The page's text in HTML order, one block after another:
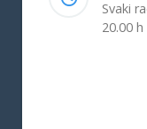
Svaki
20.00 h